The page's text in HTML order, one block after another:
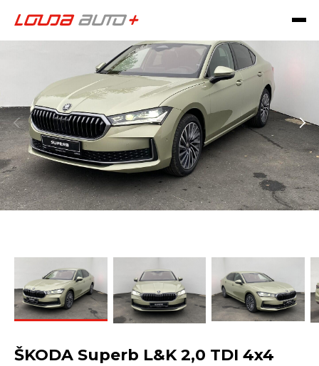
ŠKODA Superb L&K 2,0 TDI 4x4